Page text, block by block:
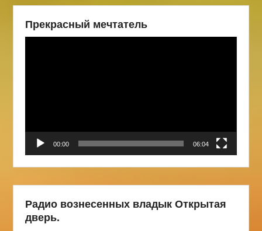
Прекрасный мечтатель
00:00 06:04
Радио вознесенных владык Открытая
дверь.